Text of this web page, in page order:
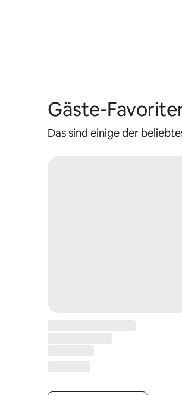
Gäste-
Das sind einige der